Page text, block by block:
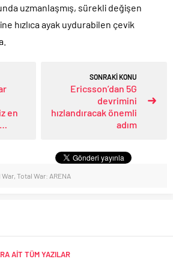
uzmanlaşmış, sürekli değişen
hızlıca ayak uydurabilen çevik
en
SONRAKİ KONU
Ericsson’dan 5G
devrimini
hızlandıracak önemli
adım
War, Total War: ARENA
AİT TÜM YAZILAR